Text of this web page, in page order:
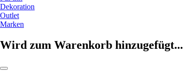
Dekoration
Outlet
Marken
Wird zum Warenkorb hinzugefügt...